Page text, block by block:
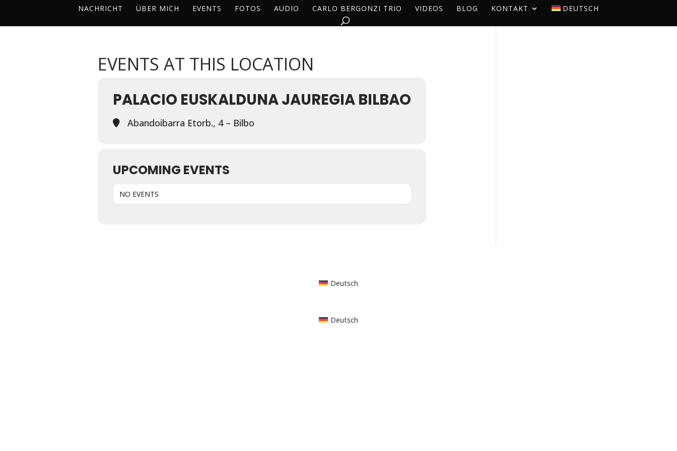
NACHRICHT ÜBER MICH EVENTS FOTOS AUDIO CARLO BERGONZI TRIO VIDEOS BLOG KONTAKT DEUTSCH
EVENTS AT THIS LOCATION
PALACIO EUSKALDUNA JAUREGIA BILBAO
Abandoibarra Etorb., 4 – Bilbo
UPCOMING EVENTS
NO EVENTS
Deutsch
Deutsch